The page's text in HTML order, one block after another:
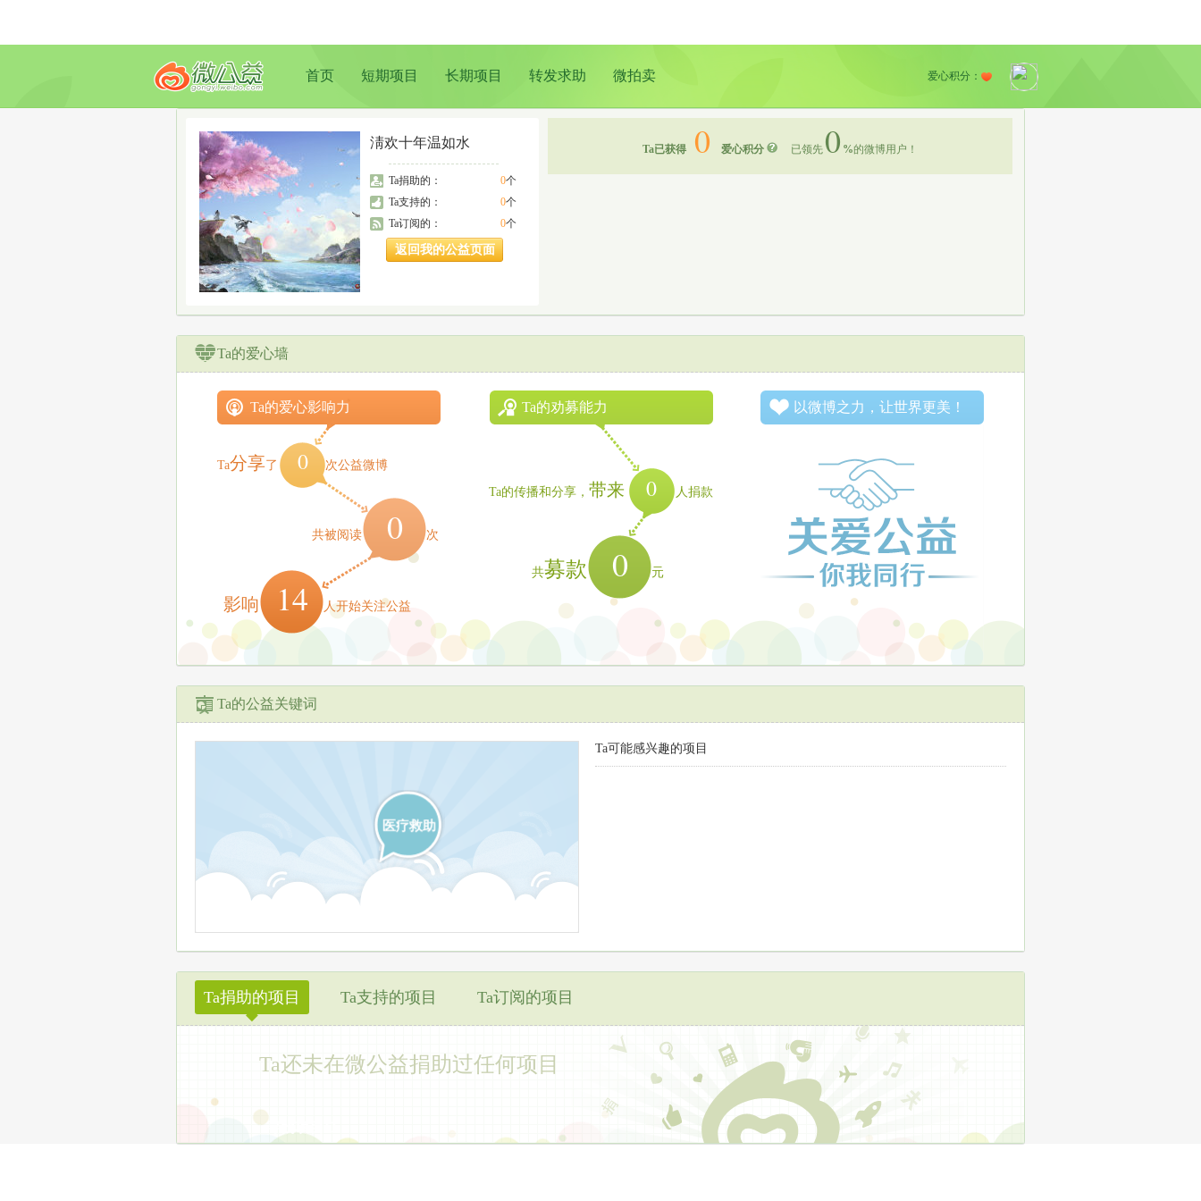
首页 短期项目 长期项目 转发求助 微拍卖 爱心积分：
淸欢十年温如水
0个
Ta捐助的：
0个
Ta支持的：
0个
Ta订阅的：
返回我的公益页面
Ta已获得 0 爱心积分 已领先 0 %的微博用户！
Ta的爱心墙
Ta的爱心影响力
Ta分享了 0 次公益微博
共被阅读 0 次
影响 14 人开始关注公益
Ta的劝募能力
Ta的传播和分享， 带来 0 人捐款
共募款 0 元
以微博之力，让世界更美！
Ta的公益关键词
医疗救助
Ta可能感兴趣的项目
Ta捐助的项目
◆
Ta支持的项目 Ta订阅的项目
Ta还未在微公益捐助过任何项目